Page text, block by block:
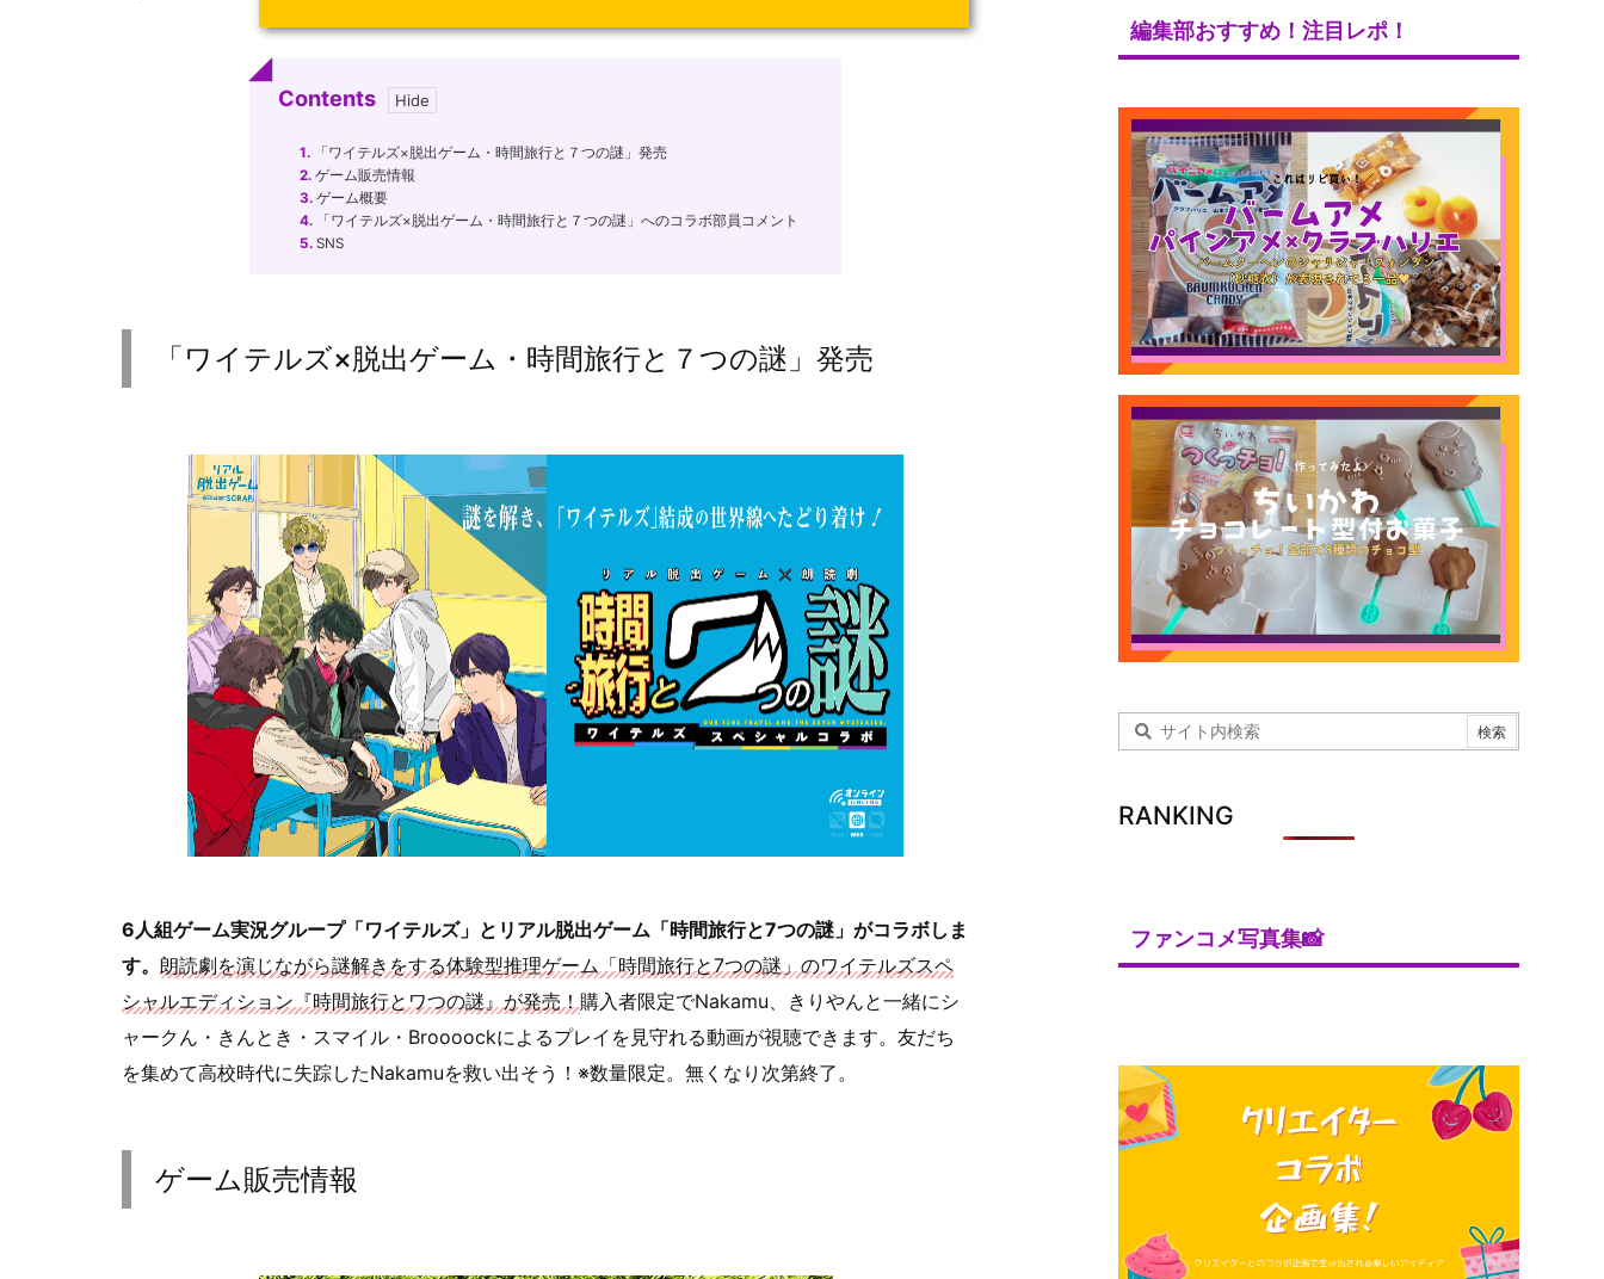
Contents
1. 「ワイテルズ×脱出ゲーム・時間旅行と７つの謎」発売
2. ゲーム販売情報
3. ゲーム概要
4. 「ワイテルズ×脱出ゲーム・時間旅行と７つの謎」へのコラボ部員コメント
5. SNS
「ワイテルズ×脱出ゲーム・時間旅行と７つの謎」発売
6人組ゲーム実況グループ「ワイテルズ」とリアル脱出ゲーム「時間旅行と7つの謎」がコラボしま
す。 朗読劇を演じながら謎解きをする体験型推理ゲーム「時間旅行と7つの謎」のワイテルズスペ
シャルエディション『時間旅行とワつの謎』が発売！購入者限定でNakamu、きりやんと一緒にシ
ャークん・きんとき・スマイル・Broooockによるプレイを見守れる動画が視聴できます。友だち
を集めて高校時代に失踪したNakamuを救い出そう！※数量限定。無くなり次第終了。
ゲーム販売情報
編集部おすすめ！注目レポ！
RANKING
ファンコメ写真集📸